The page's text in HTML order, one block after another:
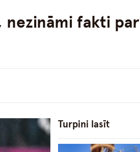
nezināmi fakti par
Turpini lasīt